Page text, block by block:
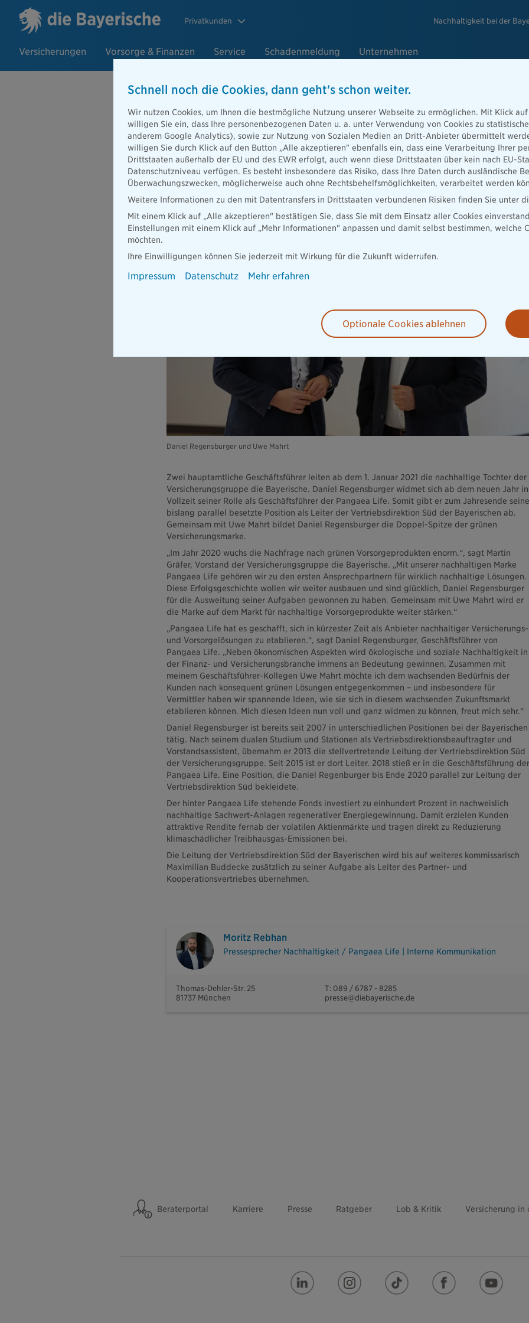
Privatkunden Nachhaltigkeit bei der
Versicherungen Vorsorge & Finanzen Service Schadenmeldung Unternehmen
14.01.2021
Personalien: Neues Geschäftsführer-Duo bei
Daniel Regensburger und Uwe Mahrt
Zwei hauptamtliche Geschäftsführer leiten ab dem 1. Januar 2021 die nachhaltige Tochter der
Versicherungsgruppe die Bayerische. Daniel Regensburger widmet sich ab dem neuen Jahr in
Vollzeit seiner Rolle als Geschäftsführer der Pangaea Life. Somit gibt er zum Jahresende seine
bislang parallel besetzte Position als Leiter der Vertriebsdirektion Süd der Bayerischen ab.
Gemeinsam mit Uwe Mahrt bildet Daniel Regensburger die Doppel-Spitze der grünen
Versicherungsmarke.
„Im Jahr 2020 wuchs die Nachfrage nach grünen Vorsorgeprodukten enorm.“, sagt Martin
Gräfer, Vorstand der Versicherungsgruppe die Bayerische. „Mit unserer nachhaltigen Marke
Pangaea Life gehören wir zu den ersten Ansprechpartnern für wirklich nachhaltige Lösungen.
Diese Erfolgsgeschichte wollen wir weiter ausbauen und sind glücklich, Daniel Regensburger
für die Ausweitung seiner Aufgaben gewonnen zu haben. Gemeinsam mit Uwe Mahrt wird er
die Marke auf dem Markt für nachhaltige Vorsorgeprodukte weiter stärken.“
„Pangaea Life hat es geschafft, sich in kürzester Zeit als Anbieter nachhaltiger Versicherungs-
und Vorsorgelösungen zu etablieren.“, sagt Daniel Regensburger, Geschäftsführer von
Pangaea Life. „Neben ökonomischen Aspekten wird ökologische und soziale Nachhaltigkeit in
der Finanz- und Versicherungsbranche immens an Bedeutung gewinnen. Zusammen mit
meinem Geschäftsführer-Kollegen Uwe Mahrt möchte ich dem wachsenden Bedürfnis der
Kunden nach konsequent grünen Lösungen entgegenkommen – und insbesondere für
Vermittler haben wir spannende Ideen, wie sie sich in diesem wachsenden Zukunftsmarkt
etablieren können. Mich diesen Ideen nun voll und ganz widmen zu können, freut mich sehr.“
Daniel Regensburger ist bereits seit 2007 in unterschiedlichen Positionen bei der Bayerischen
tätig. Nach seinem dualen Studium und Stationen als Vertriebsdirektionsbeauftragter und
Vorstandsassistent, übernahm er 2013 die stellvertretende Leitung der Vertriebsdirektion Süd
der Versicherungsgruppe. Seit 2015 ist er dort Leiter. 2018 stieß er in die Geschäftsführung der
Pangaea Life. Eine Position, die Daniel Regenburger bis Ende 2020 parallel zur Leitung der
Vertriebsdirektion Süd bekleidete.
Der hinter Pangaea Life stehende Fonds investiert zu einhundert Prozent in nachweislich
nachhaltige Sachwert-Anlagen regenerativer Energiegewinnung. Damit erzielen Kunden
attraktive Rendite fernab der volatilen Aktienmärkte und tragen direkt zu Reduzierung
klimaschädlicher Treibhausgas-Emissionen bei.
Die Leitung der Vertriebsdirektion Süd der Bayerischen wird bis auf weiteres kommissarisch
Maximilian Buddecke zusätzlich zu seiner Aufgabe als Leiter des Partner- und
Kooperationsvertriebes übernehmen.
Moritz Rebhan
Pressesprecher Nachhaltigkeit / Pangaea Life | Interne Kommunikation
Thomas-Dehler-Str. 25
81737 München
T: 089 / 6787 - 8285
presse@diebayerische.de
Beraterportal Karriere Presse Ratgeber Lob & Kritik Versicherung in
Schnell noch die Cookies, dann geht's schon weiter.
Wir nutzen Cookies, um Ihnen die bestmögliche Nutzung unserer Webseite zu ermöglichen. Mit Klick
willigen Sie ein, dass Ihre personenbezogenen Daten u. a. unter Verwendung von Cookies zu
anderem Google Analytics), sowie zur Nutzung von Sozialen Medien an Dritt-Anbieter übermittelt
willigen Sie durch Klick auf den Button „Alle akzeptieren" ebenfalls ein, dass eine Verarbeitung Ihrer
Drittstaaten außerhalb der EU und des EWR erfolgt, auch wenn diese Drittstaaten über kein nach EU-
Datenschutzniveau verfügen. Es besteht insbesondere das Risiko, dass Ihre Daten durch ausländische
Überwachungszwecken, möglicherweise auch ohne Rechtsbehelfsmöglichkeiten, verarbeitet werden
Weitere Informationen zu den mit Datentransfers in Drittstaaten verbundenen Risiken finden Sie unter
Mit einem Klick auf „Alle akzeptieren" bestätigen Sie, dass Sie mit dem Einsatz aller Cookies
Einstellungen mit einem Klick auf „Mehr Informationen" anpassen und damit selbst bestimmen, welche
möchten.
Ihre Einwilligungen können Sie jederzeit mit Wirkung für die Zukunft widerrufen.
Impressum Datenschutz Mehr erfahren
Optionale Cookies ablehnen